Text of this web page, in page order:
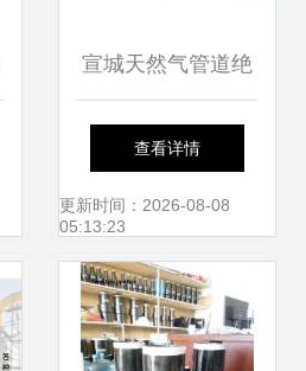
宣城天然气管道绝
缘接头标准
查看详情
更新时间：2026-08-08
05:13:23